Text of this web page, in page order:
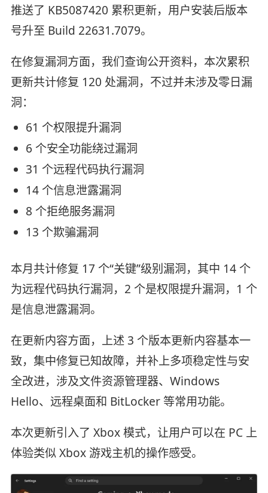
推送了 KB5087420 累积更新，用户安装后版本
号升至 Build 22631.7079。
在修复漏洞方面，我们查询公开资料，本次累积
更新共计修复 120 处漏洞，不过并未涉及零日漏
洞：
61 个权限提升漏洞
6 个安全功能绕过漏洞
31 个远程代码执行漏洞
14 个信息泄露漏洞
8 个拒绝服务漏洞
13 个欺骗漏洞
本月共计修复 17 个“关键”级别漏洞，其中 14 个
为远程代码执行漏洞，2 个是权限提升漏洞，1 个
是信息泄露漏洞。
在更新内容方面，上述 3 个版本更新内容基本一
致，集中修复已知故障，并补上多项稳定性与安
全改进，涉及文件资源管理器、Windows
Hello、远程桌面和 BitLocker 等常用功能。
本次更新引入了 Xbox 模式，让用户可以在 PC 上
体验类似 Xbox 游戏主机的操作感受。